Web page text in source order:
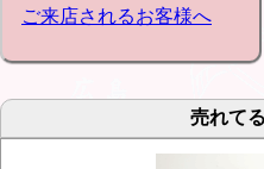
ご来店されるお客様へ
売れて